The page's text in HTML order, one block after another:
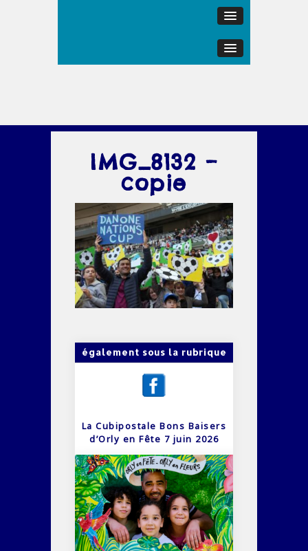
IMG_8132 –
copie
également sous la rubrique
La Cubipostale Bons Baisers
d’Orly en Fête 7 juin 2026